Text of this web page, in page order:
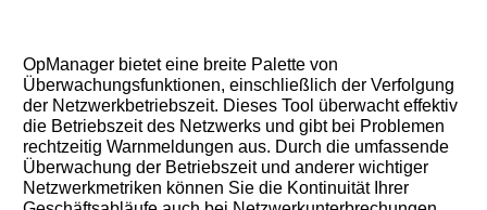
OpManager bietet eine breite Palette von
Überwachungsfunktionen, einschließlich der Verfolgung
der Netzwerkbetriebszeit. Dieses Tool überwacht effektiv
die Betriebszeit des Netzwerks und gibt bei Problemen
rechtzeitig Warnmeldungen aus. Durch die umfassende
Überwachung der Betriebszeit und anderer wichtiger
Netzwerkmetriken können Sie die Kontinuität Ihrer